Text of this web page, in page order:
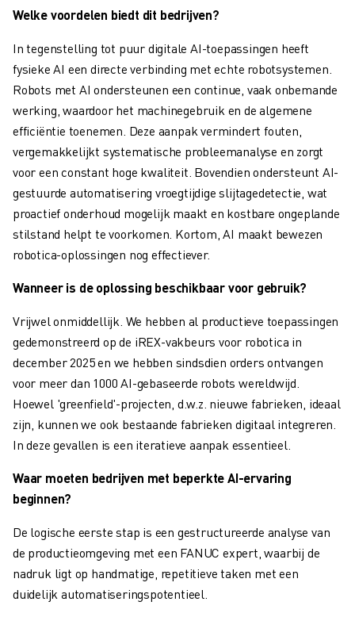
IIOT-OPLOSSINGEN
SMART FACTORY OPLOSSINGEN VOOR EEN EFFICIËNTERE
PRODUCT REGISTRATIE » FANUC PORTAAL
OPLOSSINGEN
ALLE INDUSTRIEËN
AUTOMOTIVE
ELEKTRISCHE VOERTUIGEN
FOOD & BEVERAGE
MEDISCH
OPSLAG & LOGISTIEK
TOEPASSINGEN
ALLE TOEPASSINGEN
5-ASSIGE BEWERKING
BOOGLASSEN
ASSEMBLAGE
CNC SLIJPEN
CNC FREZEN
CNC DRAAIEN
SPUITGIETEN
MACHINE BELADING
MATERIAL HANDLING
VERFSPUITEN
Welke voordelen biedt dit bedrijven?
In tegenstelling tot puur digitale AI-toepassingen heeft
fysieke AI een directe verbinding met echte robotsystemen.
Robots met AI ondersteunen een continue, vaak onbemande
werking, waardoor het machinegebruik en de algemene
efficiëntie toenemen. Deze aanpak vermindert fouten,
vergemakkelijkt systematische probleemanalyse en zorgt
voor een constant hoge kwaliteit. Bovendien ondersteunt AI-
gestuurde automatisering vroegtijdige slijtagedetectie, wat
proactief onderhoud mogelijk maakt en kostbare ongeplande
stilstand helpt te voorkomen. Kortom, AI maakt bewezen
robotica-oplossingen nog effectiever.
Wanneer is de oplossing beschikbaar voor gebruik?
Vrijwel onmiddellijk. We hebben al productieve toepassingen
gedemonstreerd op de iREX-vakbeurs voor robotica in
december 2025 en we hebben sindsdien orders ontvangen
voor meer dan 1000 AI-gebaseerde robots wereldwijd.
Hoewel 'greenfield'-projecten, d.w.z. nieuwe fabrieken, ideaal
zijn, kunnen we ook bestaande fabrieken digitaal integreren.
In deze gevallen is een iteratieve aanpak essentieel.
Waar moeten bedrijven met beperkte AI-ervaring
beginnen?
De logische eerste stap is een gestructureerde analyse van
de productieomgeving met een FANUC expert, waarbij de
nadruk ligt op handmatige, repetitieve taken met een
duidelijk automatiseringspotentieel.